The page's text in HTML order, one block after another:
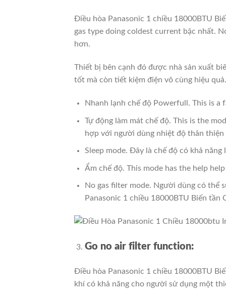
Điều hòa Panasonic 1 chiều 18000BTU
gas type doing coldest current bậc nhất.
hơn.
Thiết bị bên cạnh đó được nhà sản xuất
tốt mà còn tiết kiệm điện vô cùng hiệu
Nhanh lạnh chế độ Powerfull. This is a
Tự động làm mát chế độ. This is the
hợp với người dùng nhiệt độ thân thiện
Sleep mode. Đây là chế độ có khả năng
Ẩm chế độ. This mode has the help
No gas filter mode. Người dùng có thể
Panasonic 1 chiều 18000BTU Biến
Go no air filter function:
Điều hòa Panasonic 1 chiều 18000BTU
khí có khả năng cho người sử dụng một